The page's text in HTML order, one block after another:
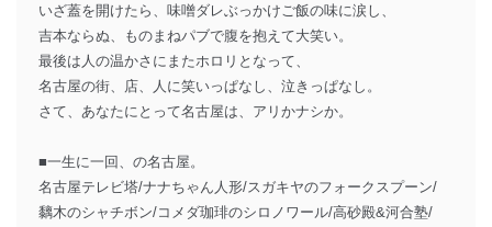
いざ蓋を開けたら、味噌ダレぶっかけご飯の味に涙し、
吉本ならぬ、ものまねパブで腹を抱えて大笑い。
最後は人の温かさにまたホロリとなって、
名古屋の街、店、人に笑いっぱなし、泣きっぱなし。
さて、あなたにとって名古屋は、アリかナシか。
■一生に一回、の名古屋。
名古屋テレビ塔/ナナちゃん人形/スガキヤのフォークスプーン/
黐木のシャチボン/コメダ珈琲のシロノワール/高砂殿&河合塾/